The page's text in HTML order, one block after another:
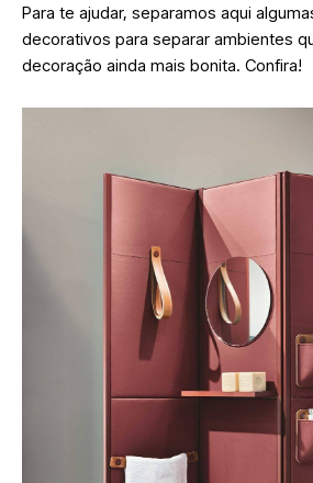
Para te ajudar, separamos aqui
decorativos para separar ambientes
decoração ainda mais bonita. Confira!